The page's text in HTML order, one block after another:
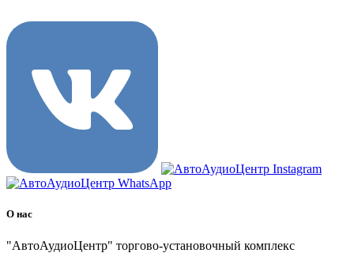
О нас
"АвтоАудиоЦентр" торгово-установочный комплекс